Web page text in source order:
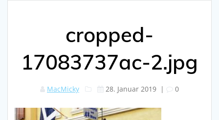
cropped-
17083737ac-2.jpg
MacMicky 28. Januar 2019 | 0